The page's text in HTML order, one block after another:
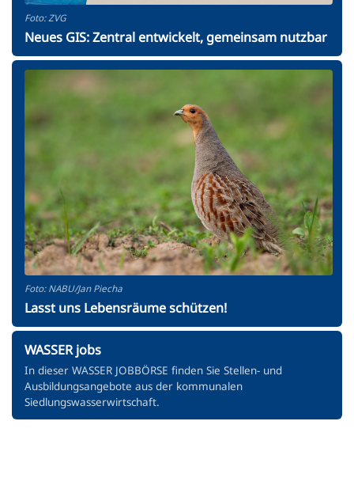
Foto: ZVG
Neues GIS: Zentral entwickelt, gemeinsam nutzbar
Foto: NABU/Jan Piecha
Lasst uns Lebensräume schützen!
WASSER jobs
In dieser WASSER JOBBÖRSE finden Sie Stellen- und
Ausbildungsangebote aus der kommunalen
Siedlungswasserwirtschaft.